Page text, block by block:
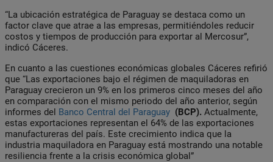
“La ubicación estratégica de Paraguay se destaca como un
factor clave que atrae a las empresas, permitiéndoles reducir
costos y tiempos de producción para exportar al Mercosur”,
indicó Cáceres.
En cuanto a las cuestiones económicas globales Cáceres refirió
que “Las exportaciones bajo el régimen de maquiladoras en
Paraguay crecieron un 9% en los primeros cinco meses del año
en comparación con el mismo periodo del año anterior, según
informes del Banco Central del Paraguay (BCP). Actualmente,
estas exportaciones representan el 64% de las exportaciones
manufactureras del país. Este crecimiento indica que la
industria maquiladora en Paraguay está mostrando una notable
resiliencia frente a la crisis económica global”